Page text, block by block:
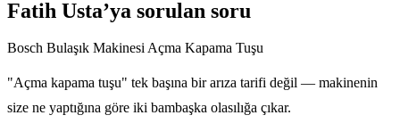
Fatih Usta’ya sorulan soru
Bosch Bulaşık Makinesi Açma Kapama Tuşu
"Açma kapama tuşu" tek başına bir arıza tarifi değil — makinenin
size ne yaptığına göre iki bambaşka olasılığa çıkar.